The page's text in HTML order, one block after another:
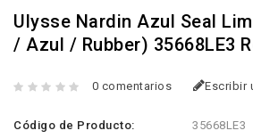
Ulysse Nardin Azul Seal
/ Azul / Rubber) 35668LE3
0 comentarios Escribir
Código de Producto:
35668LE3